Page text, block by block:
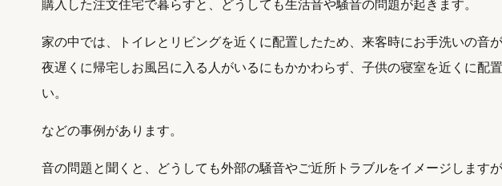
購入した注文住宅で暮らすと、どうしても生活音や騒音の問題が起きます。
家の中では、トイレとリビングを近くに配置したため、来客時にお手洗いの音が
夜遅くに帰宅しお風呂に入る人がいるにもかかわらず、子供の寝室を近くに配
い。
などの事例があります。
音の問題と聞くと、どうしても外部の騒音やご近所トラブルをイメージします